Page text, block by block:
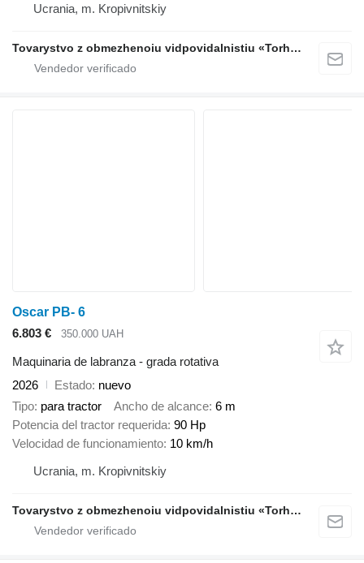
Ucrania, m. Kropivnitskiy
Tovarystvo z obmezhenoiu vidpovidalnistiu «Torhovyi Dim Ahro Partnery»
Oscar PB- 6
6.803 €
350.000 UAH
Maquinaria de labranza - grada rotativa
2026
Estado nuevo
Tipo para tractor Ancho de alcance 6 m
Potencia del tractor requerida 90 Hp
Velocidad de funcionamiento 10 km/h
Ucrania, m. Kropivnitskiy
Tovarystvo z obmezhenoiu vidpovidalnistiu «Torhovyi Dim Ahro Partnery»